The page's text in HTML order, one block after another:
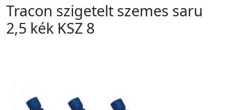
Tracon szigetelt szemes saru
2,5 kék KSZ 8